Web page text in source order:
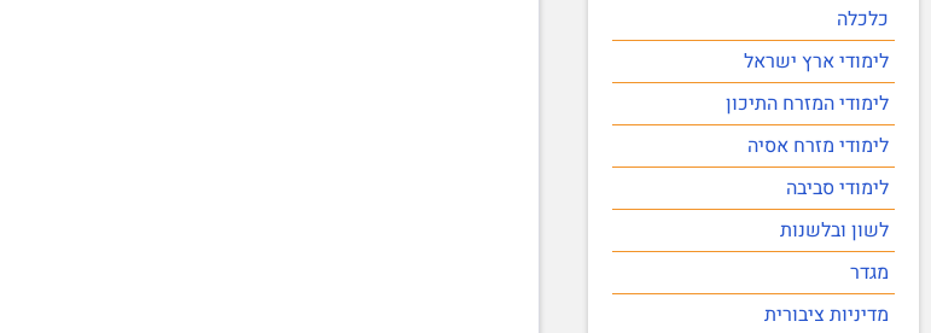
כלכלה
לימודי ארץ ישראל
לימודי המזרח התיכון
לימודי מזרח אסיה
לימודי סביבה
לשון ובלשנות
מגדר
מדיניות ציבורית